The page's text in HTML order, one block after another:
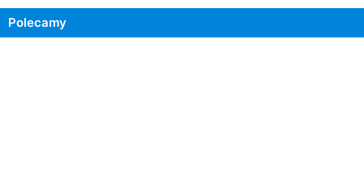
Polecamy